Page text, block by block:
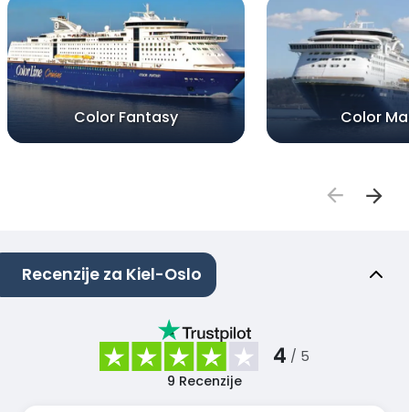
Color Fantasy Color
Recenzije za Kiel-Oslo
4 / 5
9 Recenzije